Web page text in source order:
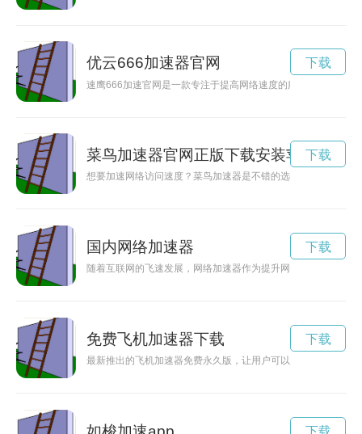
优云666加速器官网
速鹰666加速官网是一款专注于提高网络速度的服务，让用户
下载
菜鸟加速器官网正版下载安装苹果
想要加速网络访问速度？菜鸟加速器是不错的选择，本文将告
下载
国内网络加速器
随着互联网的飞速发展，网络加速器作为提升网络速度的重要
下载
免费飞机加速器下载
最新推出的飞机加速器免费永久版，让用户可以永久免费享受
下载
下载